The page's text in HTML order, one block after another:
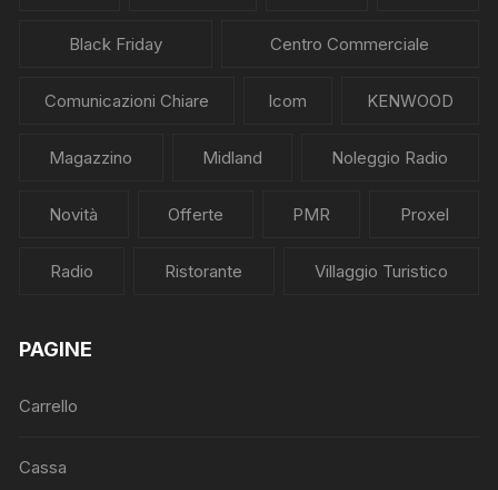
Black Friday Centro Commerciale
Comunicazioni Chiare Icom KENWOOD
Magazzino Midland Noleggio Radio
Novità Offerte PMR Proxel
Radio Ristorante Villaggio Turistico
PAGINE
Carrello
Cassa